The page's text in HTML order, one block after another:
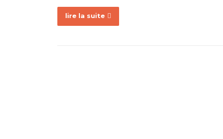
lire la suite